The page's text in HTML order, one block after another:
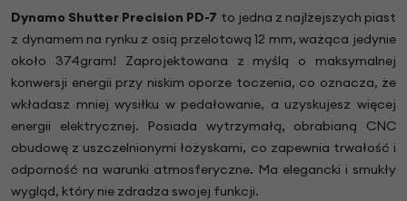
Dynamo Shutter Precision PD-7 to jedna z najlżejszych piast
z dynamem na rynku z osią przelotową 12 mm, ważąca jedynie
około 374gram! Zaprojektowana z myślą o maksymalnej
konwersji energii przy niskim oporze toczenia, co oznacza, że
wkładasz mniej wysiłku w pedałowanie, a uzyskujesz więcej
energii elektrycznej. Posiada wytrzymałą, obrabianą CNC
obudowę z uszczelnionymi łożyskami, co zapewnia trwałość i
odporność na warunki atmosferyczne. Ma elegancki i smukły
wygląd, który nie zdradza swojej funkcji.